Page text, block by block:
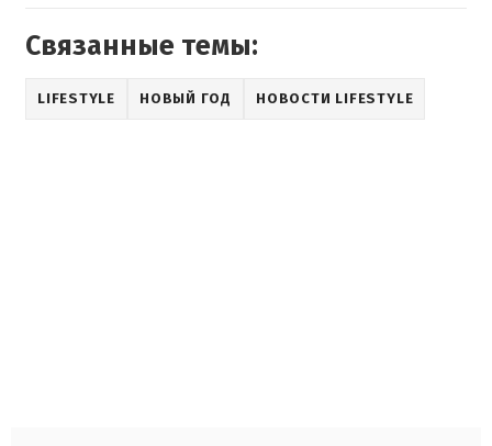
Связанные темы:
LIFESTYLE НОВЫЙ ГОД НОВОСТИ LIFESTYLE